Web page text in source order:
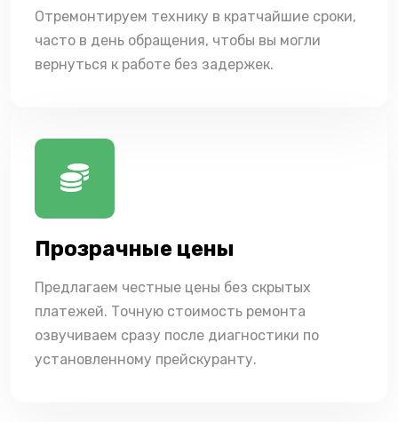
Отремонтируем технику в кратчайшие сроки,
часто в день обращения, чтобы вы могли
вернуться к работе без задержек.
Прозрачные цены
Предлагаем честные цены без скрытых
платежей. Точную стоимость ремонта
озвучиваем сразу после диагностики по
установленному прейскуранту.